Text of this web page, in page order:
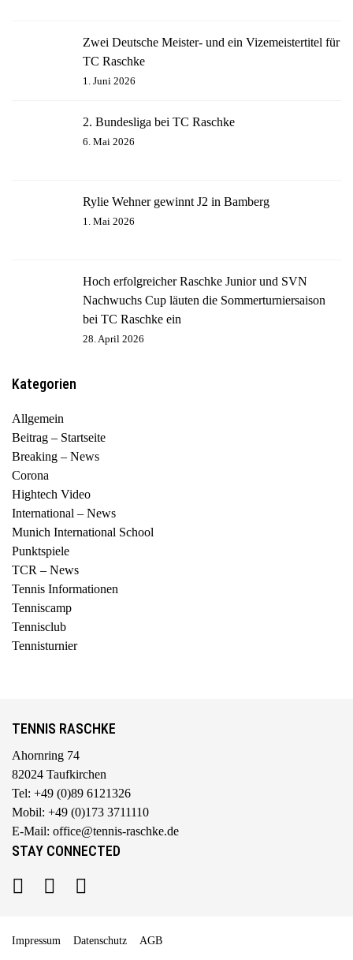
Zwei Deutsche Meister- und ein Vizemeistertitel für
TC Raschke
1. Juni 2026
2. Bundesliga bei TC Raschke
6. Mai 2026
Rylie Wehner gewinnt J2 in Bamberg
1. Mai 2026
Hoch erfolgreicher Raschke Junior und SVN
Nachwuchs Cup läuten die Sommerturniersaison
bei TC Raschke ein
28. April 2026
Kategorien
Allgemein
Beitrag – Startseite
Breaking – News
Corona
Hightech Video
International – News
Munich International School
Punktspiele
TCR – News
Tennis Informationen
Tenniscamp
Tennisclub
Tennisturnier
TENNIS RASCHKE
Ahornring 74
82024 Taufkirchen
Tel: +49 (0)89 6121326
Mobil: +49 (0)173 3711110
E-Mail: office@tennis-raschke.de
STAY CONNECTED
Impressum Datenschutz AGB